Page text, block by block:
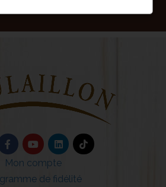
Mon compte
de fidélité